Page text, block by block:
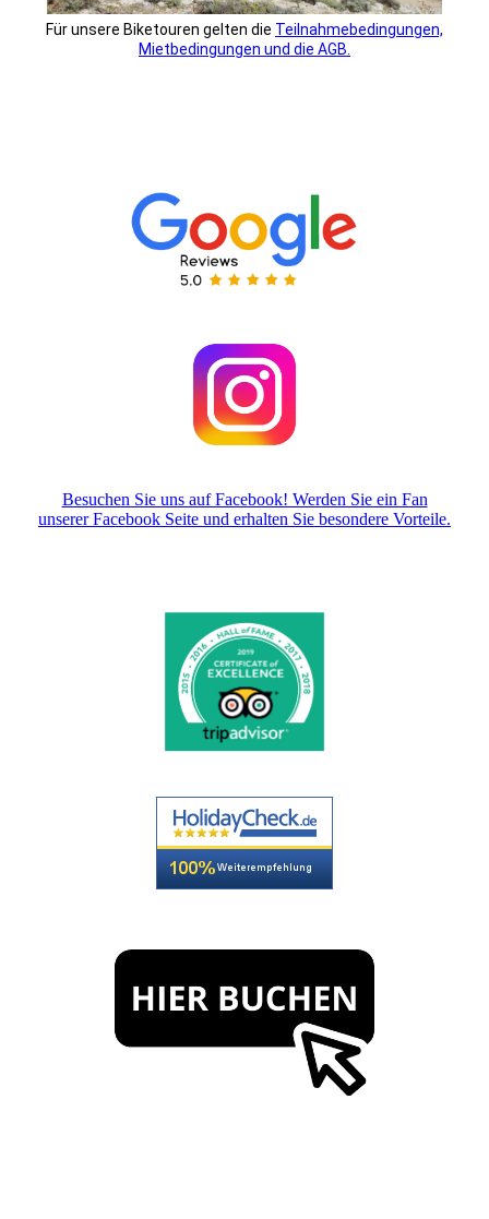
Für unsere Biketouren gelten die Teilnahmebedingungen,
Mietbedingungen und die AGB.
Besuchen Sie uns auf Facebook! Werden Sie ein Fan
unserer Facebook Seite und erhalten Sie besondere Vorteile.